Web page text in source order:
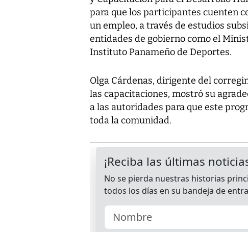
para que los participantes cuenten
un empleo, a través de estudios
entidades de gobierno como el
Instituto Panameño de Deportes.
Olga Cárdenas, dirigente del
las capacitaciones, mostró su
a las autoridades para que este
toda la comunidad.